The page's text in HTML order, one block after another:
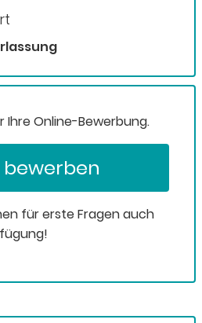
Ihre Online-Bewerbung.
für erste Fragen auch